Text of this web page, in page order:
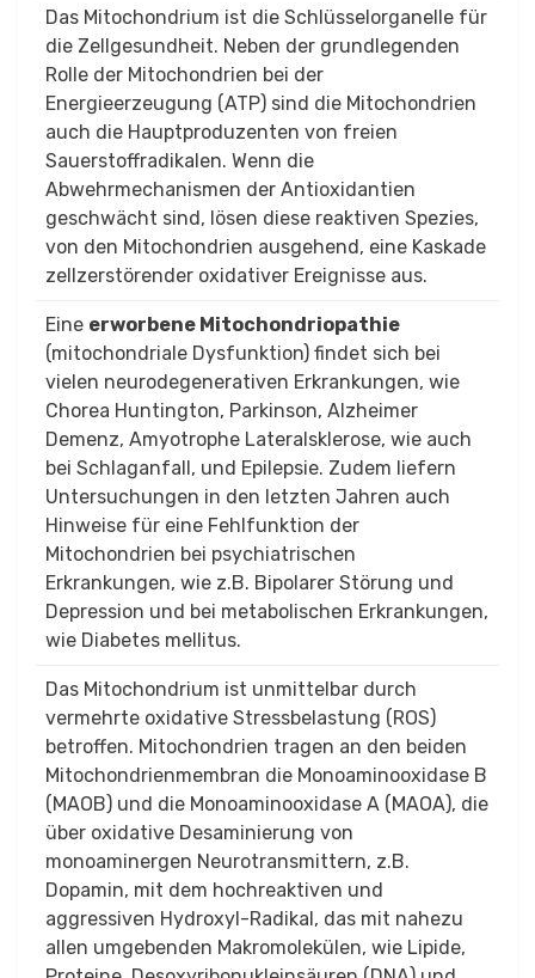
Das Mitochondrium ist die Schlüsselorganelle für
die Zellgesundheit. Neben der grundlegenden
Rolle der Mitochondrien bei der
Energieerzeugung (ATP) sind die Mitochondrien
auch die Hauptproduzenten von freien
Sauerstoffradikalen. Wenn die
Abwehrmechanismen der Antioxidantien
geschwächt sind, lösen diese reaktiven Spezies,
von den Mitochondrien ausgehend, eine Kaskade
zellzerstörender oxidativer Ereignisse aus.
Eine erworbene Mitochondriopathie
(mitochondriale Dysfunktion) findet sich bei
vielen neurodegenerativen Erkrankungen, wie
Chorea Huntington, Parkinson, Alzheimer
Demenz, Amyotrophe Lateralsklerose, wie auch
bei Schlaganfall, und Epilepsie. Zudem liefern
Untersuchungen in den letzten Jahren auch
Hinweise für eine Fehlfunktion der
Mitochondrien bei psychiatrischen
Erkrankungen, wie z.B. Bipolarer Störung und
Depression und bei metabolischen Erkrankungen,
wie Diabetes mellitus.
Das Mitochondrium ist unmittelbar durch
vermehrte oxidative Stressbelastung (ROS)
betroffen. Mitochondrien tragen an den beiden
Mitochondrienmembran die Monoaminooxidase B
(MAOB) und die Monoaminooxidase A (MAOA), die
über oxidative Desaminierung von
monoaminergen Neurotransmittern, z.B.
Dopamin, mit dem hochreaktiven und
aggressiven Hydroxyl-Radikal, das mit nahezu
allen umgebenden Makromolekülen, wie Lipide,